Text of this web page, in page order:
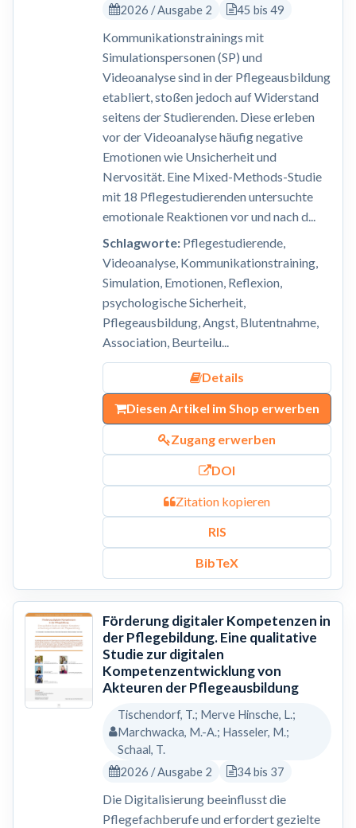
2026 / Ausgabe 2 45 bis 49
Kommunikationstrainings mit
Simulationspersonen (SP) und
Videoanalyse sind in der Pflegeausbildung
etabliert, stoßen jedoch auf Widerstand
seitens der Studierenden. Diese erleben
vor der Videoanalyse häufig negative
Emotionen wie Unsicherheit und
Nervosität. Eine Mixed-Methods-Studie
mit 18 Pflegestudierenden untersuchte
emotionale Reaktionen vor und nach d...
Schlagworte:Pflegestudierende,
Videoanalyse, Kommunikationstraining,
Simulation, Emotionen, Reflexion,
psychologische Sicherheit,
Pflegeausbildung, Angst, Blutentnahme,
Association, Beurteilu...
Details
Diesen Artikel im Shop erwerben
Zugang erwerben
DOI
Zitation kopieren
RIS
BibTeX
Förderung digitaler Kompetenzen in
der Pflegebildung. Eine qualitative
Studie zur digitalen
Kompetenzentwicklung von
Akteuren der Pflegeausbildung
Tischendorf, T.; Merve Hinsche, L.;
Marchwacka, M.-A.; Hasseler, M.;
Schaal, T.
2026 / Ausgabe 2
34 bis 37
Die Digitalisierung beeinflusst die
Pflegefachberufe und erfordert gezielte